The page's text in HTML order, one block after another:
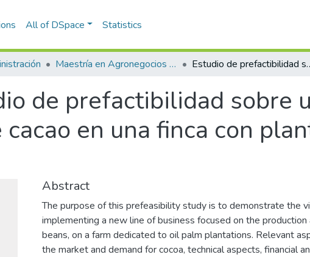
All of DSpace Statistics
Maestría en Agronegocios (tesis) Estudio de prefactibilidad sobre una
de prefactibilidad sobre
en una finca con
Abstract
The purpose of this prefeasibility study is to demonstrate the
implementing a new line of business focused on the production
beans, on a farm dedicated to oil palm plantations. Relevant
the market and demand for cocoa, technical aspects, financial